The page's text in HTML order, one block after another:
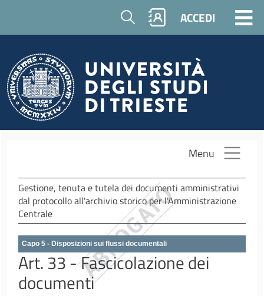
Salta al contenuto principale
Cerca ACCEDI
Menu
Gestione, tenuta e tutela dei documenti amministrativi
dal protocollo all'archivio storico per l'Amministrazione
Centrale
Capo 5 - Disposizioni sui flussi documentali
Art. 33 - Fascicolazione dei
documenti